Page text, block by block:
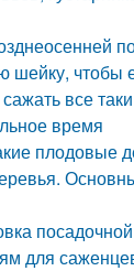
шейку, чтобы
все
время
плодовые
для